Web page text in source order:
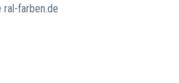
ral-farben.de